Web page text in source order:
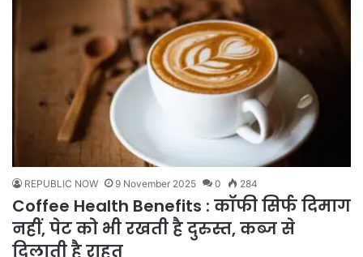
REPUBLIC NOW 9 November 2025 0 284
Coffee Health Benefits : कॉफी सिर्फ दिमाग
नहीं, पेट को भी रखती है दुरुस्त, कब्ज से
दिलाती है राहत